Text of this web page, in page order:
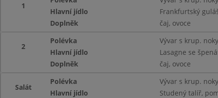
1
Hlavní jídlo
Frankfurtský
Doplněk
čaj, ovoce
2
Polévka
Vývar s krup. noky
Hlavní jídlo
Lasagne se
Doplněk
čaj, ovoce
Salát
Polévka
Vývar s krup. noky
Hlavní jídlo
Studený talíř,